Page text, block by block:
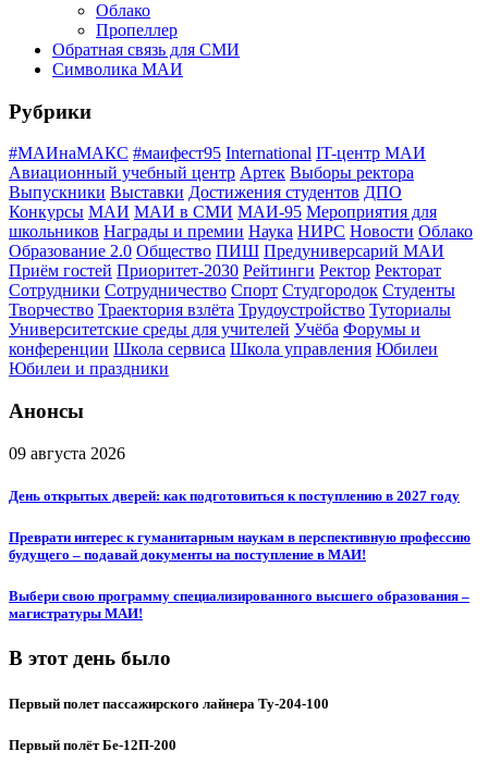
Облако
Пропеллер
Обратная связь для СМИ
Символика МАИ
Рубрики
#МАИнаМАКС #маифест95 International IT-центр МАИ
Авиационный учебный центр Артек Выборы ректора
Выпускники Выставки Достижения студентов ДПО
Конкурсы МАИ МАИ в СМИ МАИ-95 Мероприятия для
школьников Награды и премии Наука НИРС Новости Облако
Образование 2.0 Общество ПИШ Предуниверсарий МАИ
Приём гостей Приоритет-2030 Рейтинги Ректор Ректорат
Сотрудники Сотрудничество Спорт Студгородок Студенты
Творчество Траектория взлёта Трудоустройство Туториалы
Университетские среды для учителей Учёба Форумы и
конференции Школа сервиса Школа управления Юбилеи
Юбилеи и праздники
Анонсы
09 августа 2026
День открытых дверей: как подготовиться к поступлению в 2027 году
Преврати интерес к гуманитарным наукам в перспективную профессию
будущего – подавай документы на поступление в МАИ!
Выбери свою программу специализированного высшего образования –
магистратуры МАИ!
В этот день было
Первый полет пассажирского лайнера Ту-204-100
Первый полёт Бе-12П-200